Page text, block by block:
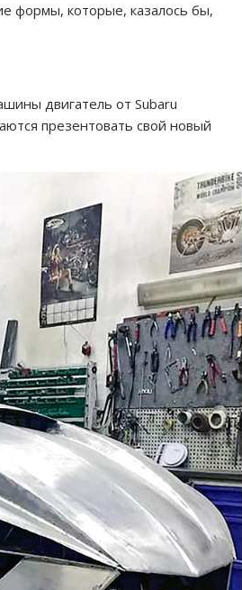
формы, которые, казалось бы,
двигатель от Subaru
презентовать свой новый